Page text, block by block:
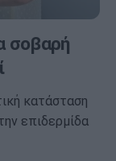
σοβαρή
κατάσταση
επιδερμίδα